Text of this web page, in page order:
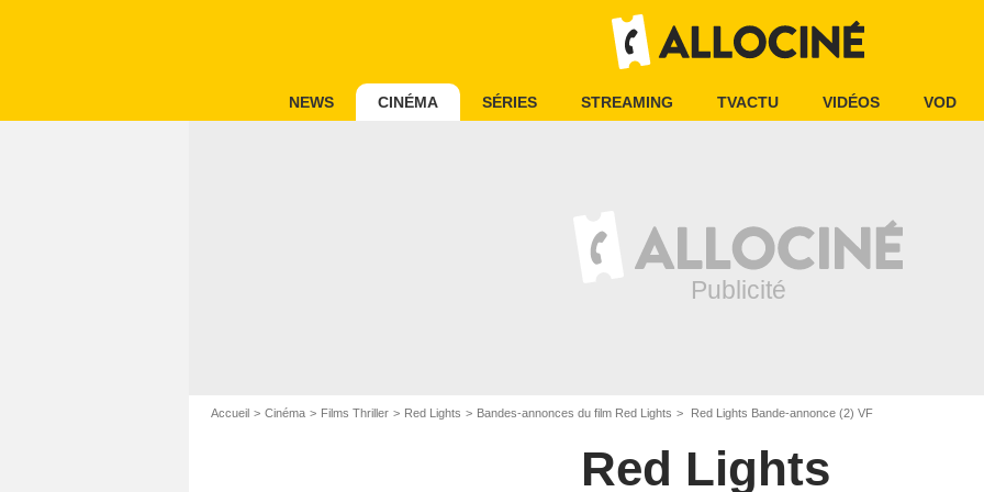
NEWS CINÉMA SÉRIES STREAMING TVACTU VIDÉOS VOD
Accueil Cinéma Films Thriller Red Lights Bandes-annonces du film Red Lights Red Lights Bande-annonce (2) VF
Red Lights